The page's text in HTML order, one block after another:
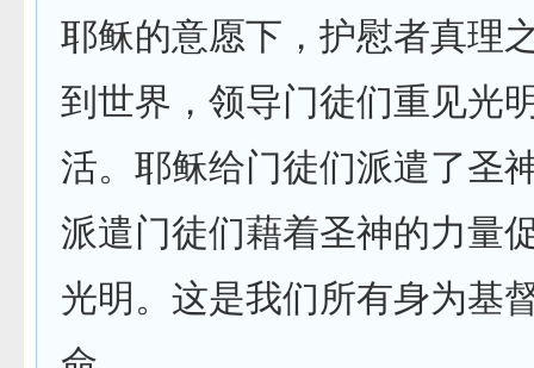
耶稣的意愿下，护慰者真理
到世界，领导门徒们重见光
活。耶稣给门徒们派遣了圣
派遣门徒们藉着圣神的力量
光明。这是我们所有身为基